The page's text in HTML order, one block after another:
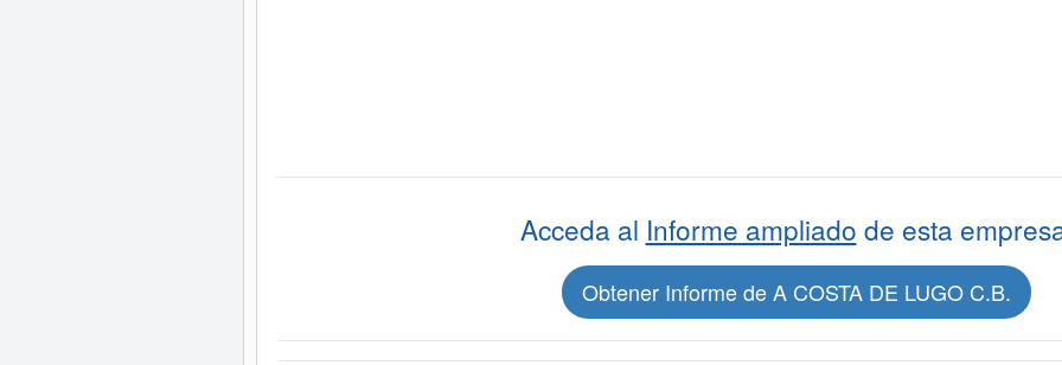
Acceda al Informe ampliado de esta
Obtener Informe de A COSTA DE LUGO C.B.